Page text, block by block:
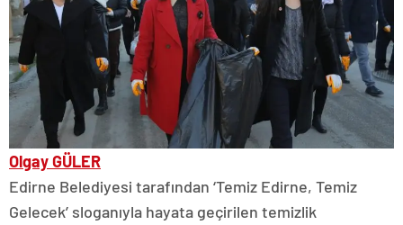
Olgay GÜLER
Edirne Belediyesi tarafından ‘Temiz Edirne, Temiz
Gelecek’ sloganıyla hayata geçirilen temizlik